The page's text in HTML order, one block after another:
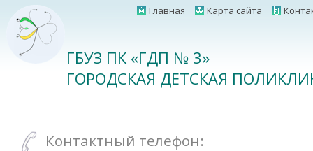
Главная Карта сайта
ГБУЗ ПК «ГДП № 3»
ГОРОДСКАЯ ДЕТСКАЯ
Контактный телефон: